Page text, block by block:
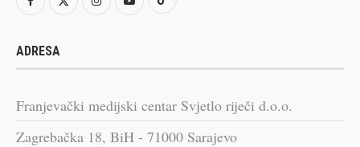
ADRESA
Franjevački medijski centar Svjetlo riječi d.o.o.
Zagrebačka 18, BiH - 71000 Sarajevo